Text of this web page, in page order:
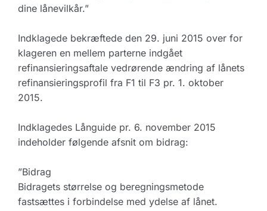
dine lånevilkår.”
Indklagede bekræftede den 29. juni 2015 over for
klageren en mellem parterne indgået
refinansieringsaftale vedrørende ændring af lånets
refinansieringsprofil fra F1 til F3 pr. 1. oktober
2015.
Indklagedes Långuide pr. 6. november 2015
indeholder følgende afsnit om bidrag:
”Bidrag
Bidragets størrelse og beregningsmetode
fastsættes i forbindelse med ydelse af lånet.